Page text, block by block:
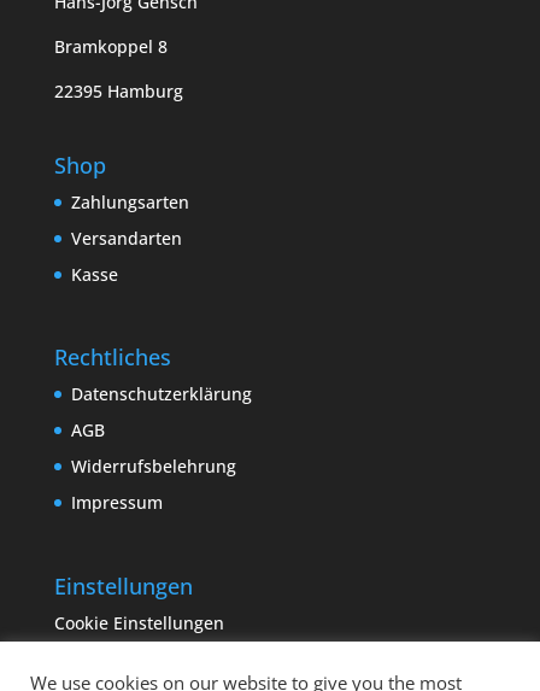
Bramkoppel 8
22395 Hamburg
Shop
Zahlungsarten
Versandarten
Kasse
Rechtliches
Datenschutzerklärung
AGB
Widerrufsbelehrung
Impressum
Einstellungen
Cookie Einstellungen
We use cookies on our website to give you the most